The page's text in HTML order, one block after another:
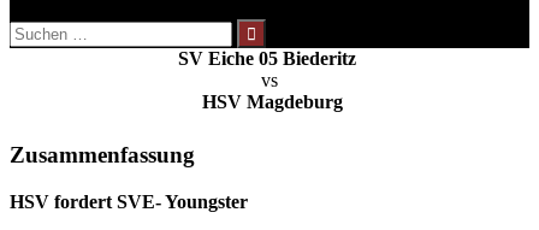
Suchen
nach:
SV Eiche 05 Biederitz
vs
HSV Magdeburg
Zusammenfassung
HSV fordert SVE- Youngster